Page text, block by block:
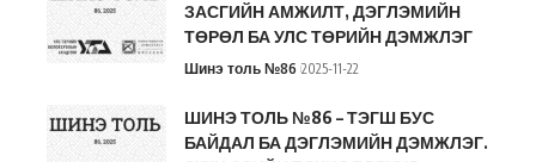
ЗАСГИЙН АМЖИЛТ, ДЭГЛЭМИЙН
ТӨРӨЛ БА УЛС ТӨРИЙН ДЭМЖЛЭГ
Шинэ толь №86 2025-11-22
ШИНЭ ТОЛЬ №86 – ТЭГШ БУС
БАЙДАЛ БА ДЭГЛЭМИЙН ДЭМЖЛЭГ.